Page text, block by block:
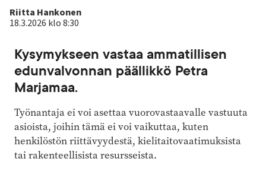
Kirjoittaja
Riitta Hankonen
18.3.2026 klo 8:30
Kysymykseen vastaa ammatillisen
edunvalvonnan päällikkö Petra
Marjamaa.
Työnantaja ei voi asettaa vuorovastaavalle vastuuta
asioista, joihin tämä ei voi vaikuttaa, kuten
henkilöstön riittävyydestä, kielitaitovaatimuksista
tai rakenteellisista resursseista.